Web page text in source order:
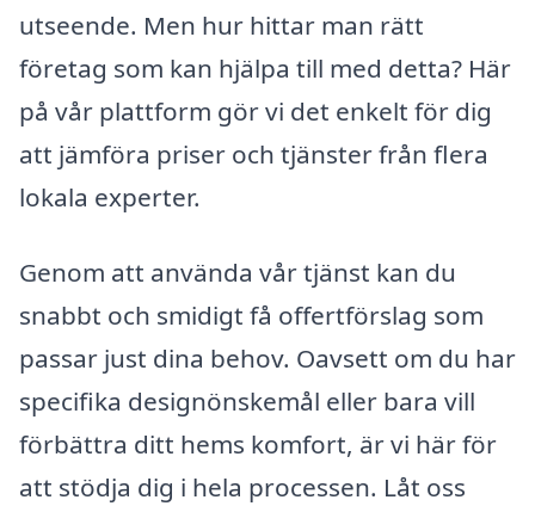
utseende. Men hur hittar man rätt
företag som kan hjälpa till med detta? Här
på vår plattform gör vi det enkelt för dig
att jämföra priser och tjänster från flera
lokala experter.
Genom att använda vår tjänst kan du
snabbt och smidigt få offertförslag som
passar just dina behov. Oavsett om du har
specifika designönskemål eller bara vill
förbättra ditt hems komfort, är vi här för
att stödja dig i hela processen. Låt oss